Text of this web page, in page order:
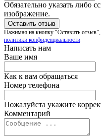
Обязательно указать либо
изображение.
Нажимая на кнопку "Оставить
политики конфиденциальности
Написать нам
Ваше имя
Как к вам обращаться
Номер телефона
Пожалуйста укажите
Комментарий